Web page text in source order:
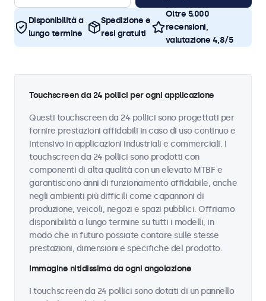
Disponibilità a
lungo termine
Spedizione e
resi gratuiti
Oltre 5.000
recensioni,
valutazione 4,8/5
Touchscreen da 24 pollici per ogni applicazione
Questi touchscreen da 24 pollici sono progettati per
fornire prestazioni affidabili in caso di uso continuo e
intensivo in applicazioni industriali e commerciali. I
touchscreen da 24 pollici sono prodotti con
componenti di alta qualità con un elevato MTBF e
garantiscono anni di funzionamento affidabile, anche
negli ambienti più difficili come capannoni di
produzione, veicoli, negozi e spazi pubblici. Offriamo
disponibilità a lungo termine su tutti i modelli, in
modo che in futuro possiate contare sulle stesse
prestazioni, dimensioni e specifiche del prodotto.
Immagine nitidissima da ogni angolazione
I touchscreen da 24 pollici sono dotati di un pannello